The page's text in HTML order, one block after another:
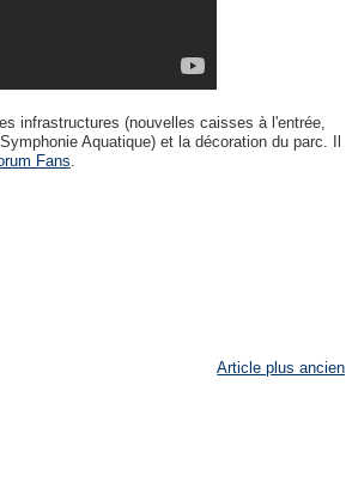
infrastructures (nouvelles caisses à l'entrée,
Aquatique) et la décoration du parc. Il
Fans.
Article plus ancien